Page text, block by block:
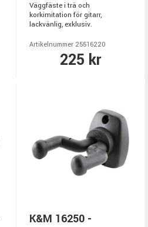
Väggfäste i trä och
korkimitation för gitarr,
lackvänlig, exklusiv.
Artikelnummer 25516220
225 kr
K&M 16250 -